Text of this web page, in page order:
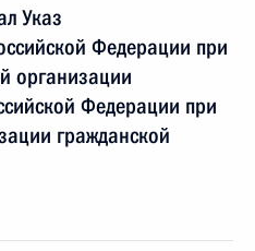
Указ
Федерации при
организации
Федерации при
гражданской